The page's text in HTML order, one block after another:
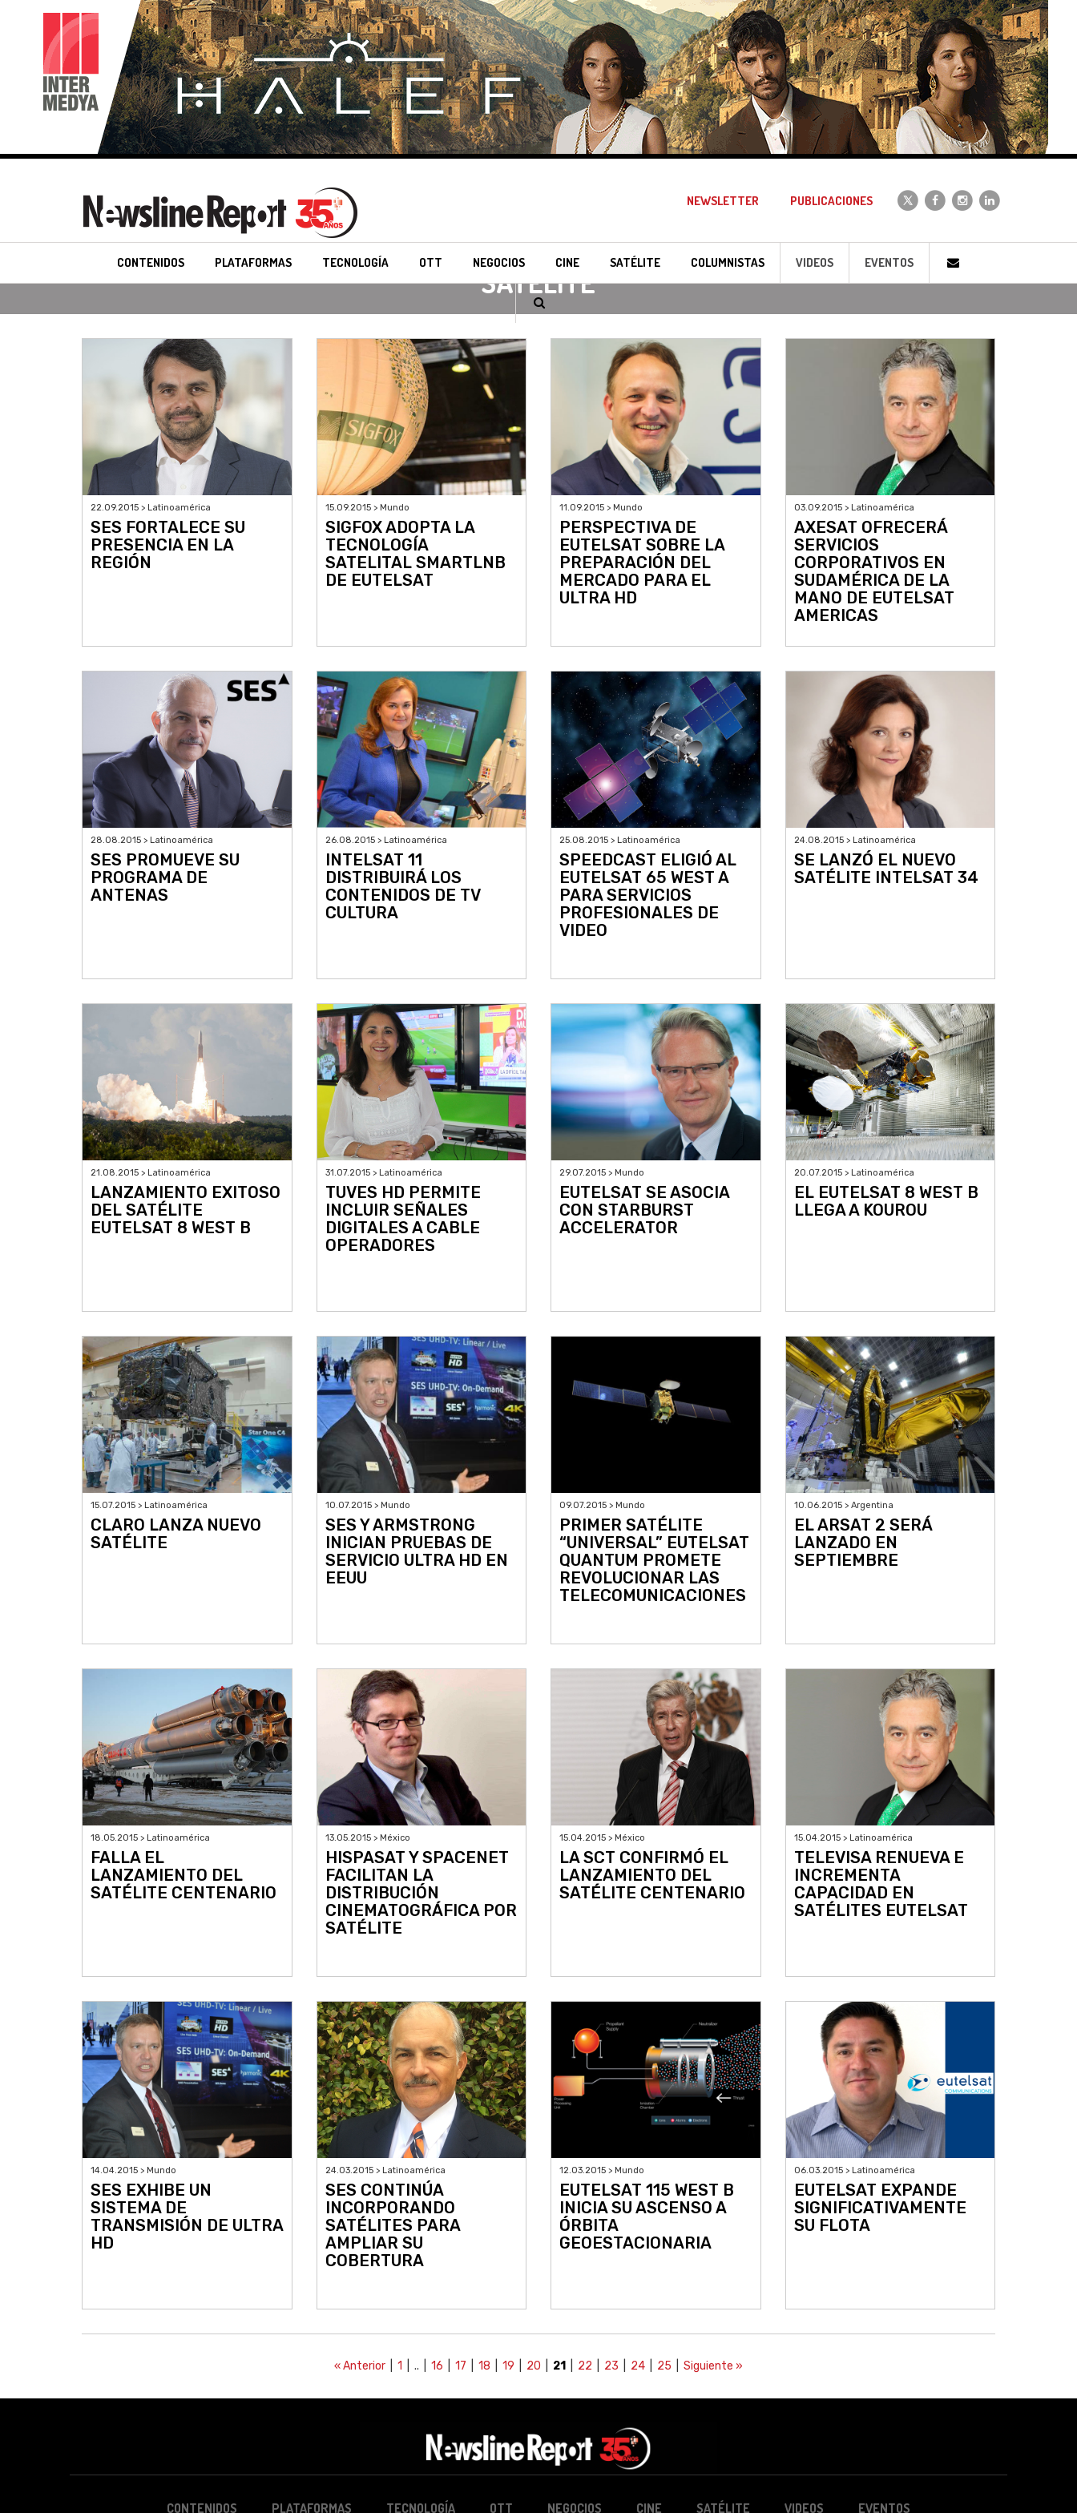
NEWSLETTER PUBLICACIONES
CONTENIDOS PLATAFORMAS TECNOLOGÍA OTT NEGOCIOS CINE SATÉLITE COLUMNISTAS VIDEOS EVENTOS
SATÉLITE
22.09.2015 > Latinoamérica
SES FORTALECE SU
PRESENCIA EN LA
REGIÓN
15.09.2015 > Mundo
SIGFOX ADOPTA LA
TECNOLOGÍA
SATELITAL SMARTLNB
DE EUTELSAT
11.09.2015 > Mundo
PERSPECTIVA DE
EUTELSAT SOBRE LA
PREPARACIÓN DEL
MERCADO PARA EL
ULTRA HD
03.09.2015 > Latinoamérica
AXESAT OFRECERÁ
SERVICIOS
CORPORATIVOS EN
SUDAMÉRICA DE LA
MANO DE EUTELSAT
AMERICAS
28.08.2015 > Latinoamérica
SES PROMUEVE SU
PROGRAMA DE
ANTENAS
26.08.2015 > Latinoamérica
INTELSAT 11
DISTRIBUIRÁ LOS
CONTENIDOS DE TV
CULTURA
25.08.2015 > Latinoamérica
SPEEDCAST ELIGIÓ AL
EUTELSAT 65 WEST A
PARA SERVICIOS
PROFESIONALES DE
VIDEO
24.08.2015 > Latinoamérica
SE LANZÓ EL NUEVO
SATÉLITE INTELSAT 34
21.08.2015 > Latinoamérica
LANZAMIENTO EXITOSO
DEL SATÉLITE
EUTELSAT 8 WEST B
31.07.2015 > Latinoamérica
TUVES HD PERMITE
INCLUIR SEÑALES
DIGITALES A CABLE
OPERADORES
29.07.2015 > Mundo
EUTELSAT SE ASOCIA
CON STARBURST
ACCELERATOR
20.07.2015 > Latinoamérica
EL EUTELSAT 8 WEST B
LLEGA A KOUROU
15.07.2015 > Latinoamérica
CLARO LANZA NUEVO
SATÉLITE
10.07.2015 > Mundo
SES Y ARMSTRONG
INICIAN PRUEBAS DE
SERVICIO ULTRA HD EN
EEUU
09.07.2015 > Mundo
PRIMER SATÉLITE
“UNIVERSAL” EUTELSAT
QUANTUM PROMETE
REVOLUCIONAR LAS
TELECOMUNICACIONES
10.06.2015 > Argentina
EL ARSAT 2 SERÁ
LANZADO EN
SEPTIEMBRE
18.05.2015 > Latinoamérica
FALLA EL
LANZAMIENTO DEL
SATÉLITE CENTENARIO
13.05.2015 > México
HISPASAT Y SPACENET
FACILITAN LA
DISTRIBUCIÓN
CINEMATOGRÁFICA POR
SATÉLITE
15.04.2015 > México
LA SCT CONFIRMÓ EL
LANZAMIENTO DEL
SATÉLITE CENTENARIO
15.04.2015 > Latinoamérica
TELEVISA RENUEVA E
INCREMENTA
CAPACIDAD EN
SATÉLITES EUTELSAT
14.04.2015 > Mundo
SES EXHIBE UN
SISTEMA DE
TRANSMISIÓN DE ULTRA
HD
24.03.2015 > Latinoamérica
SES CONTINÚA
INCORPORANDO
SATÉLITES PARA
AMPLIAR SU
COBERTURA
12.03.2015 > Mundo
EUTELSAT 115 WEST B
INICIA SU ASCENSO A
ÓRBITA
GEOESTACIONARIA
06.03.2015 > Latinoamérica
EUTELSAT EXPANDE
SIGNIFICATIVAMENTE
SU FLOTA
« Anterior 1 | .. | 16 17 18 19 20 21 22 23 24 25 Siguiente »
CONTENIDOS PLATAFORMAS TECNOLOGÍA OTT NEGOCIOS CINE SATÉLITE VIDEOS EVENTOS